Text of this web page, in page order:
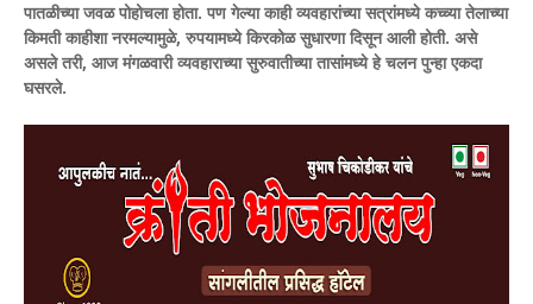
पातळीच्या जवळ पोहोचला होता. पण गेल्या काही व्यवहारांच्या सत्रांमध्ये कच्च्या तेलाच्या
किमती काहीशा नरमल्यामुळे, रुपयामध्ये किरकोळ सुधारणा दिसून आली होती. असे
असले तरी, आज मंगळवारी व्यवहाराच्या सुरुवातीच्या तासांमध्ये हे चलन पुन्हा एकदा
घसरले.